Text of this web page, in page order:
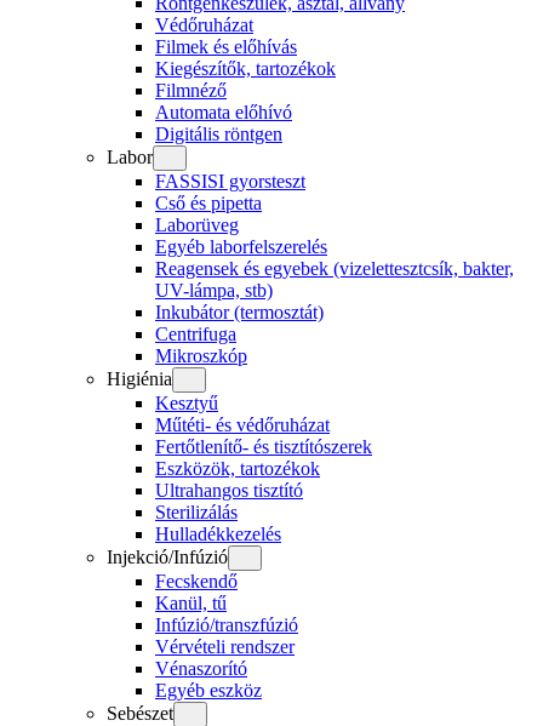
Védőruházat
Filmek és előhívás
Kiegészítők, tartozékok
Filmnéző
Automata előhívó
Digitális röntgen
Labor
FASSISI gyorsteszt
Cső és pipetta
Laborüveg
Egyéb laborfelszerelés
Reagensek és egyebek (vizelettesztcsík, bakter,
UV-lámpa, stb)
Inkubátor (termosztát)
Centrifuga
Mikroszkóp
Higiénia
Kesztyű
Műtéti- és védőruházat
Fertőtlenítő- és tisztítószerek
Eszközök, tartozékok
Ultrahangos tisztító
Sterilizálás
Hulladékkezelés
Injekció/Infúzió
Fecskendő
Kanül, tű
Infúzió/transzfúzió
Vérvételi rendszer
Vénaszorító
Egyéb eszköz
Sebészet